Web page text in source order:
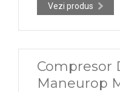
Vezi produs
Compresor
Maneurop